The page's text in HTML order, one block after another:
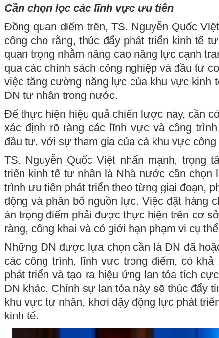
Cần chọn lọc các lĩnh vực ưu tiên
Đồng quan điểm trên, TS. Nguyễn Quốc
công cho rằng, thúc đẩy phát triển kinh tế
quan trọng nhằm nâng cao năng lực cạnh
qua các chính sách công nghiệp và đầu tư
việc tăng cường năng lực của khu vực kinh
DN tư nhân trong nước.
Để thực hiện hiệu quả chiến lược này, cần
xác định rõ ràng các lĩnh vực và công
đầu tư, với sự tham gia của cả khu vực
TS. Nguyễn Quốc Việt nhấn mạnh, trọng
triển kinh tế tư nhân là Nhà nước cần chọn
trình ưu tiên phát triển theo từng giai đoạn,
động và phân bổ nguồn lực. Việc đặt hàng
án trọng điểm phải được thực hiện trên cơ
ràng, công khai và có giới hạn phạm vi cụ
Những DN được lựa chọn cần là DN đã
các công trình, lĩnh vực trọng điểm, có
phát triển và tạo ra hiệu ứng lan tỏa tích
DN khác. Chính sự lan tỏa này sẽ thúc đẩy
khu vực tư nhân, khơi dậy động lực phát
kinh tế.